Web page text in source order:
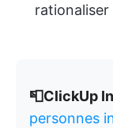
📮ClickUp
personnes